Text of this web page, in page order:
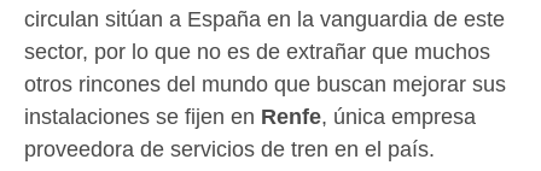
circulan sitúan a España en la vanguardia de este
sector, por lo que no es de extrañar que muchos
otros rincones del mundo que buscan mejorar sus
instalaciones se fijen en Renfe, única empresa
proveedora de servicios de tren en el país.